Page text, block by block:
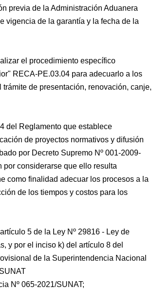
previa de la Administración Aduanera
vigencia de la garantía y la fecha de la
el procedimiento específico
RECA-PE.03.04 para adecuarlo a los
de presentación, renovación, canje,
del Reglamento que establece
de proyectos normativos y difusión
por Decreto Supremo Nº 001-2009-
considerarse que ello resulta
como finalidad adecuar los procesos a la
de los tiempos y costos para los
5 de la Ley Nº 29816 - Ley de
y por el inciso k) del artículo 8 del
de la Superintendencia Nacional
Nº 065-2021/SUNAT;